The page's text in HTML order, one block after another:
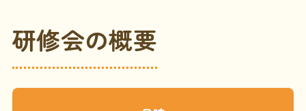
研修会の概要